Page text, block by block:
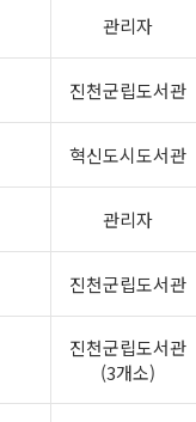
관리자
진천군립도서관
혁신도시도서관
관리자
진천군립도서관
진천군립도서관
(3개소)